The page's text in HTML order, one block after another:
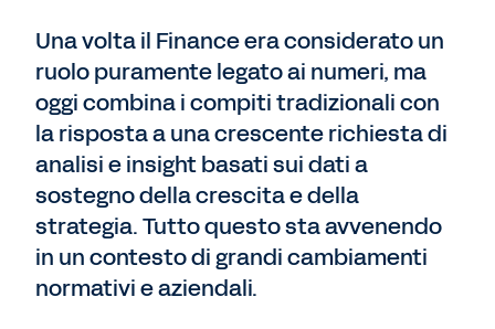
Una volta il Finance era considerato un
ruolo puramente legato ai numeri, ma
oggi combina i compiti tradizionali con
la risposta a una crescente richiesta di
analisi e insight basati sui dati a
sostegno della crescita e della
strategia. Tutto questo sta avvenendo
in un contesto di grandi cambiamenti
normativi e aziendali.